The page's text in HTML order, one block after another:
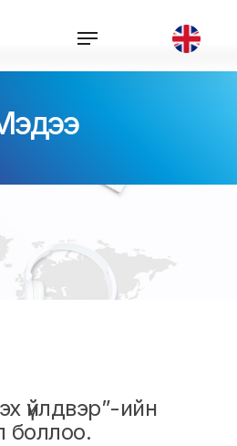
үйлдвэр”-ийн
боллоо.